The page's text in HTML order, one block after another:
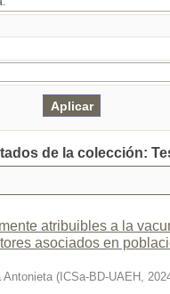
de la colección:
atribuibles a la
asociados en
Antonieta ( ICSa-BD-UAEH ,